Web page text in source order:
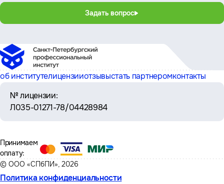
Задать вопрос
об институтелицензииотзывыстать партнеромконтакты
№ лицензии:
Л035-01271-78/04428984
© ООО «СПбПИ», 2026
Политика конфиденциальности
Принимаем
оплату: